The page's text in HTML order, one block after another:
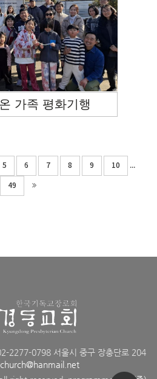
가족 평화기행
5 6 7 8 9 10 ...
49
2277-0798 서울시 중구 장충단로 204